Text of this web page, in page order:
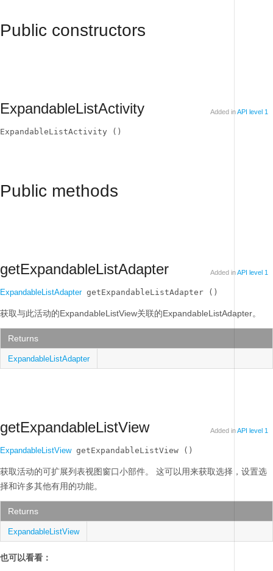
Public constructors
ExpandableListActivity Added inAPI level 1
ExpandableListActivity ()
Public methods
getExpandableListAdapter Added inAPI level 1
ExpandableListAdapter getExpandableListAdapter ()
获取与此活动的ExpandableListView关联的ExpandableListAdapter。
Returns
ExpandableListAdapter
getExpandableListView Added inAPI level 1
ExpandableListView getExpandableListView ()
获取活动的可扩展列表视图窗口小部件。
这可以用来获取选择，设置选
择和许多其他有用的功能。
Returns
ExpandableListView
也可以看看：